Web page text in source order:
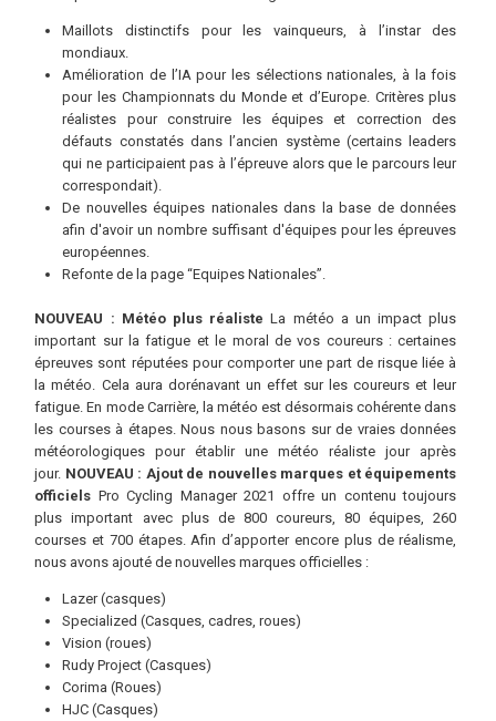
Maillots distinctifs pour les vainqueurs, à l’instar des
mondiaux.
Amélioration de l’IA pour les sélections nationales, à la fois
pour les Championnats du Monde et d’Europe. Critères plus
réalistes pour construire les équipes et correction des
défauts constatés dans l’ancien système (certains leaders
qui ne participaient pas à l’épreuve alors que le parcours leur
correspondait).
De nouvelles équipes nationales dans la base de données
afin d'avoir un nombre suffisant d'équipes pour les épreuves
européennes.
Refonte de la page “Equipes Nationales”.
NOUVEAU : Météo plus réaliste La météo a un impact plus
important sur la fatigue et le moral de vos coureurs : certaines
épreuves sont réputées pour comporter une part de risque liée à
la météo. Cela aura dorénavant un effet sur les coureurs et leur
fatigue. En mode Carrière, la météo est désormais cohérente dans
les courses à étapes. Nous nous basons sur de vraies données
météorologiques pour établir une météo réaliste jour après
jour. NOUVEAU : Ajout de nouvelles marques et équipements
officiels Pro Cycling Manager 2021 offre un contenu toujours
plus important avec plus de 800 coureurs, 80 équipes, 260
courses et 700 étapes. Afin d’apporter encore plus de réalisme,
nous avons ajouté de nouvelles marques officielles :
Lazer (casques)
Specialized (Casques, cadres, roues)
Vision (roues)
Rudy Project (Casques)
Corima (Roues)
HJC (Casques)